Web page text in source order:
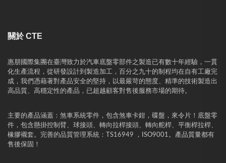
關於 CTE
惠朋國際集團在臺灣致力於汽車底盤零部件之製造已有數十年經驗，一貫
化生產流程，從研發設計到製造加工，百分之九十的制程均在自有工廠完
成，我們憑藉著對產品安全的堅持，以最嚴苛的態度、精準的技術製造出
高品質、高穩定性的產品，已超越顧客對售後服務市場的期待。
主要的產品涵蓋：煞車系統零件，包含煞車卡鉗，碟盤，來令片！底盤零
件，包含懸掛控制臂、球接頭、轉向拉桿接頭、轉向舵桿、平衡桿拉桿、
橡膠襯套。完善的品質管理系統：TS16949 ，ISO9001。產品質量都有
售後保固！